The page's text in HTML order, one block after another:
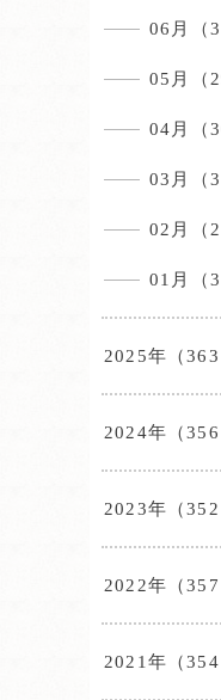
06月（
05月（
04月（
03月（
02月（
01月（
2025年（363
2024年（356
2023年（352
2022年（357
2021年（354